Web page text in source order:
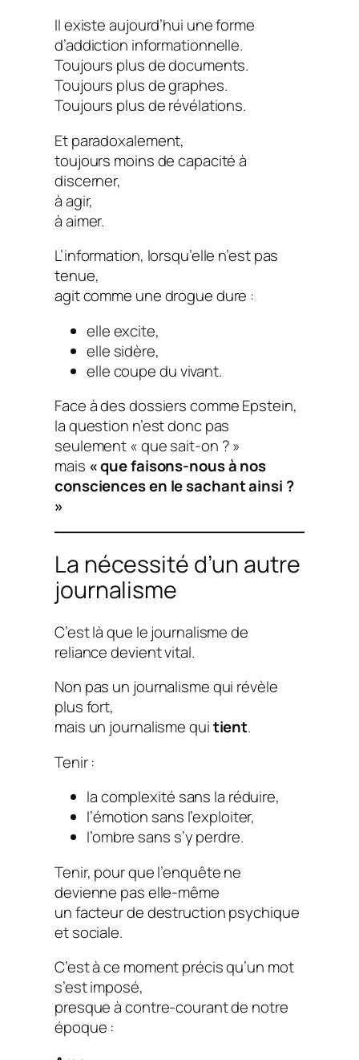
Il existe aujourd’hui une forme
d’addiction informationnelle.
Toujours plus de documents.
Toujours plus de graphes.
Toujours plus de révélations.
Et paradoxalement,
toujours moins de capacité à
discerner,
à agir,
à aimer.
L’information, lorsqu’elle n’est pas
tenue,
agit comme une drogue dure :
elle excite,
elle sidère,
elle coupe du vivant.
Face à des dossiers comme Epstein,
la question n’est donc pas
seulement« que sait-on ? »
mais « que faisons-nous à nos
consciences en le sachant ainsi ?
»
La nécessité d’un autre
journalisme
C’est là que le journalisme de
reliance devient vital.
Non pas un journalisme qui révèle
plus fort,
mais un journalisme quitient.
Tenir :
la complexité sans la réduire,
l’émotion sans l’exploiter,
l’ombre sans s’y perdre.
Tenir, pour que l’enquête ne
devienne pas elle-même
un facteur de destruction psychique
et sociale.
C’est à ce moment précis qu’un mot
s’est imposé,
presque à contre-courant de notre
époque :